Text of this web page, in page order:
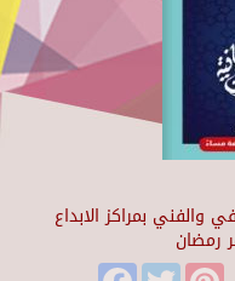
والفني بمراكز الابداع
رمضان
FacebookTwitter